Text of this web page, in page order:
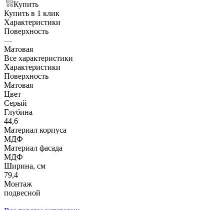
Купить
Купить в 1 клик
Характеристики
Поверхность
—
Матовая
Все характеристики
Характеристики
Поверхность
Матовая
Цвет
Серый
Глубина
44,6
Материал корпуса
МДФ
Материал фасада
МДФ
Ширина, см
79,4
Монтаж
подвесной